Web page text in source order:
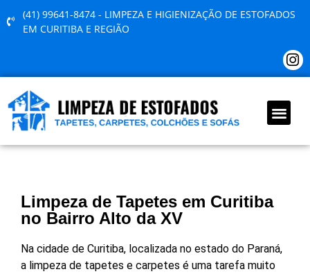
(41) 99641-8474 - LIMPEZA E HIGIENIZAÇÃO DE ESTOFADOS
EM CURITIBA E REGIÃO
Limpeza de Tapetes em Curitiba
no Bairro Alto da XV
Na cidade de Curitiba, localizada no estado do Paraná,
a limpeza de tapetes e carpetes é uma tarefa muito